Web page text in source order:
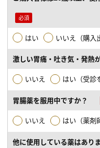
はい いいえ（購入
激しい胃痛・吐き気・発熱
いいえ はい（受診
胃腸薬を服用中ですか？
いいえ はい（薬剤
他に使用している薬はあり